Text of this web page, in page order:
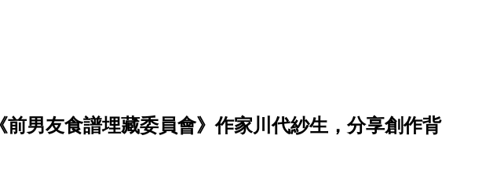
前男友食譜埋藏委員會》作家川代紗生，分享創作背